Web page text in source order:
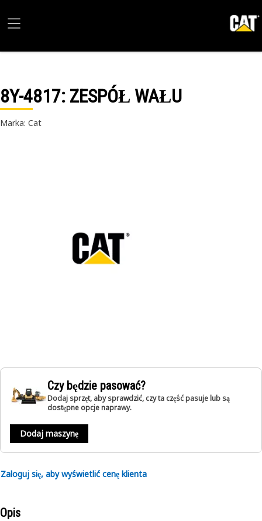
8Y-4817: ZESPÓŁ WAŁU
Marka: Cat
Czy będzie pasować?
Dodaj sprzęt, aby sprawdzić, czy ta część pasuje lub są
dostępne opcje naprawy.
Dodaj maszynę
Zaloguj się, aby wyświetlić cenę klienta
Opis